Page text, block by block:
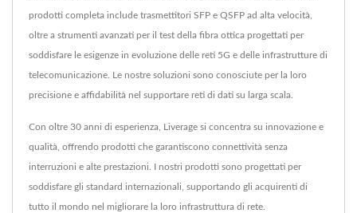
prodotti completa include trasmettitori SFP e QSFP ad alta velocità,
oltre a strumenti avanzati per il test della fibra ottica progettati per
soddisfare le esigenze in evoluzione delle reti 5G e delle infrastrutture di
telecomunicazione. Le nostre soluzioni sono conosciute per la loro
precisione e affidabilità nel supportare reti di dati su larga scala.
Con oltre 30 anni di esperienza, Liverage si concentra su innovazione e
qualità, offrendo prodotti che garantiscono connettività senza
interruzioni e alte prestazioni. I nostri prodotti sono progettati per
soddisfare gli standard internazionali, supportando gli acquirenti di
tutto il mondo nel migliorare la loro infrastruttura di rete.